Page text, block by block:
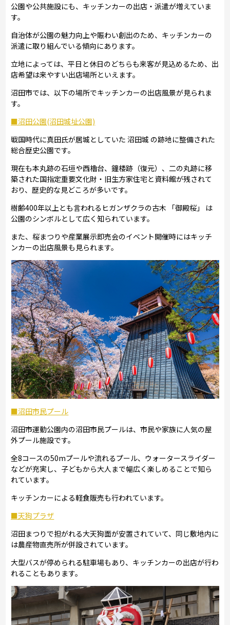
公園や公共施設にも、キッチンカーの出店・派遣が増えていま
す。
自治体が公園の魅力向上や賑わい創出のため、キッチンカーの
派遣に取り組んでいる傾向にあります。
立地によっては、平日と休日のどちらも来客が見込めるため、出
店希望は来やすい出店場所といえます。
沼田市では、以下の場所でキッチンカーの出店風景が見られま
す。
■沼田公園(沼田城址公園)
戦国時代に真田氏が居城としていた 沼田城 の跡地に整備された
総合歴史公園です。
現在も本丸跡の石垣や西櫓台、鐘楼跡（復元）、二の丸跡に移
築された国指定重要文化財・旧生方家住宅と資料館が残されて
おり、歴史的な見どころが多いです。
樹齢400年以上とも言われるヒガンザクラの古木 「御殿桜」 は
公園のシンボルとして広く知られています。
また、桜まつりや産業展示即売会のイベント開催時にはキッチ
ンカーの出店風景も見られます。
■沼田市民プール
沼田市運動公園内の沼田市民プールは、市民や家族に人気の屋
外プール施設です。
全8コースの50mプールや流れるプール、ウォータースライダー
などが充実し、子どもから大人まで幅広く楽しめることで知ら
れています。
キッチンカーによる軽食販売も行われています。
■天狗プラザ
沼田まつりで担がれる大天狗面が安置されていて、同じ敷地内に
は農産物直売所が併設されています。
大型バスが停められる駐車場もあり、キッチンカーの出店が行わ
れることもあります。